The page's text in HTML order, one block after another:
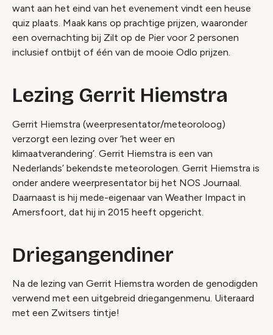
want aan het eind van het evenement vindt een heuse
quiz plaats. Maak kans op prachtige prijzen, waaronder
een overnachting bij Zilt op de Pier voor 2 personen
inclusief ontbijt of één van de mooie Odlo prijzen.
Lezing Gerrit Hiemstra
Gerrit Hiemstra (weerpresentator/meteoroloog)
verzorgt een lezing over ‘het weer en
klimaatverandering’. Gerrit Hiemstra is een van
Nederlands’ bekendste meteorologen. Gerrit Hiemstra is
onder andere weerpresentator bij het NOS Journaal.
Daarnaast is hij mede-eigenaar van Weather Impact in
Amersfoort, dat hij in 2015 heeft opgericht.
Driegangendiner
Na de lezing van Gerrit Hiemstra worden de genodigden
verwend met een uitgebreid driegangenmenu. Uiteraard
met een Zwitsers tintje!